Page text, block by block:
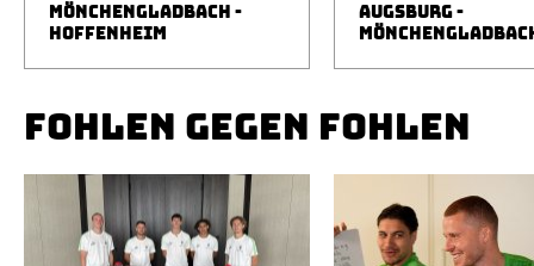
MÖNCHENGLADBACH -
HOFFENHEIM
AUGSBURG -
FOHLEN GEGEN FOHLEN